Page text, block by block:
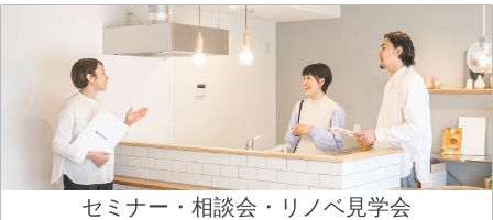
セミナー・相談会・リノベ見学会